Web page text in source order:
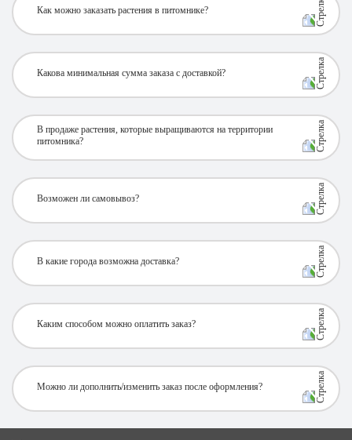
Как можно заказать растения в питомнике?
Какова минимальная сумма заказа с доставкой?
В продаже растения, которые выращиваются на территории
питомника?
Возможен ли самовывоз?
В какие города возможна доставка?
Каким способом можно оплатить заказ?
Можно ли дополнить/изменить заказ после оформления?